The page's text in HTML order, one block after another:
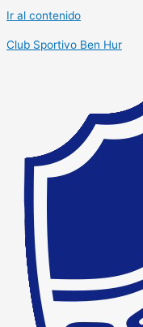
Ir al contenido
Club Sportivo Ben Hur